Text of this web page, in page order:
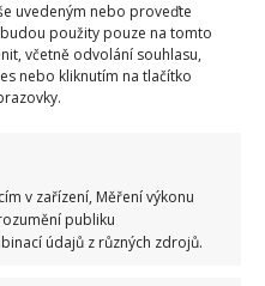
uvedeným nebo proveďte
použity pouze na tomto
včetně odvolání souhlasu,
nebo kliknutím na tlačítko
v zařízení, Měření výkonu
publiku
údajů z různých zdrojů.